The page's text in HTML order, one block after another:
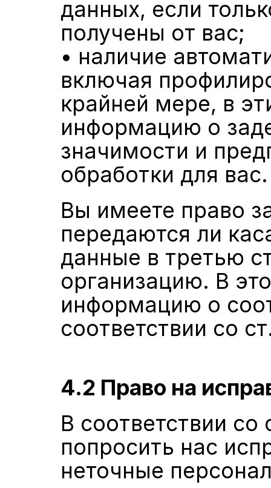
данных, если
получены от вас;
• наличие
включая
крайней мере, в
информацию о
значимости и
обработки для вас.
Вы имеете право
передаются ли
данные в третью
организацию. В
информацию о
соответствии со
4.2 Право на
В соответствии со
попросить нас
неточные